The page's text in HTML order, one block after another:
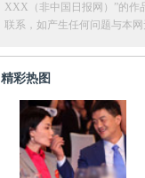
XXX（非中国日报网）”的作
联系，如产生任何问题与本网
精彩热图